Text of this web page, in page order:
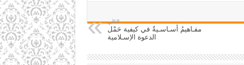
التالي
مفـاهيمُ أسـاسـيةٌ في كيفية حَمْل
الدعوة الإسـلامية